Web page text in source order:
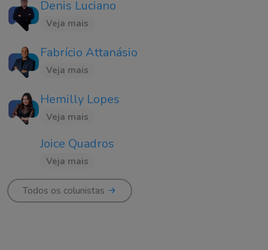
Denis Luciano
Veja mais
Fabrício Attanásio
Veja mais
Hemilly Lopes
Veja mais
Joice Quadros
Veja mais
Todos os colunistas